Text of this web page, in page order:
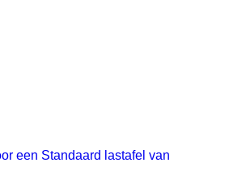
een Standaard lastafel van